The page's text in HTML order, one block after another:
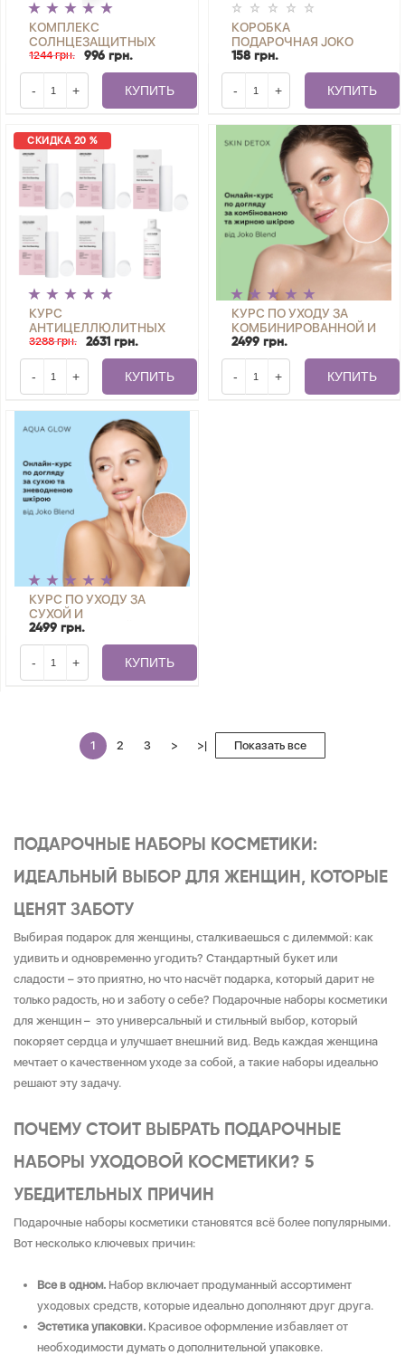
КОМПЛЕКС
СОЛНЦЕЗАЩИТНЫХ
СРЕДСТВ JOKO BLEND
SPF 50
1244 грн. 996 грн.
- + КУПИТЬ
КОРОБКА
ПОДАРОЧНАЯ JOKO
BLEND, 22Х22Х10 СМ
158 грн.
- + КУПИТЬ
СКИДКА 20 %
КУРС
АНТИЦЕЛЛЮЛИТНЫХ
БАНДАЖНЫХ
ОБЕРТЫВАНИЙ +
СЫВОРОТКА С
СОГРЕВАЮЩИМ
BURNING (10
ПРОЦЕДУР)
3288 грн. 2631 грн.
- + КУПИТЬ
КУРС ПО УХОДУ ЗА
КОМБИНИРОВАННОЙ И
ЖИРНОЙ КОЖЕЙ ЛИЦА
ОТ BEAUTY ACADEMY
JOKO BLEND
2499 грн.
- + КУПИТЬ
КУРС ПО УХОДУ ЗА
СУХОЙ И
ОБЕЗВОЖЕННОЙ
КОЖЕЙ ЛИЦА ОТ
BEAUTY ACADEMY
2499 грн.
- + КУПИТЬ
1 2 3 > >| Показать все
ПОДАРОЧНЫЕ НАБОРЫ КОСМЕТИКИ:
ИДЕАЛЬНЫЙ ВЫБОР ДЛЯ ЖЕНЩИН, КОТОРЫЕ
ЦЕНЯТ ЗАБОТУ
Выбирая подарок для женщины, сталкиваешься с дилеммой: как
удивить и одновременно угодить? Стандартный букет или
сладости – это приятно, но что насчёт подарка, который дарит не
только радость, но и заботу о себе? Подарочные наборы косметики
для женщин – это универсальный и стильный выбор, который
покоряет сердца и улучшает внешний вид. Ведь каждая женщина
мечтает о качественном уходе за собой, а такие наборы идеально
решают эту задачу.
ПОЧЕМУ СТОИТ ВЫБРАТЬ ПОДАРОЧНЫЕ
НАБОРЫ УХОДОВОЙ КОСМЕТИКИ? 5
УБЕДИТЕЛЬНЫХ ПРИЧИН
Подарочные наборы косметики становятся всё более популярными.
Вот несколько ключевых причин:
Все в одном. Набор включает продуманный ассортимент
уходовых средств, которые идеально дополняют друг друга.
Эстетика упаковки. Красивое оформление избавляет от
необходимости думать о дополнительной упаковке.